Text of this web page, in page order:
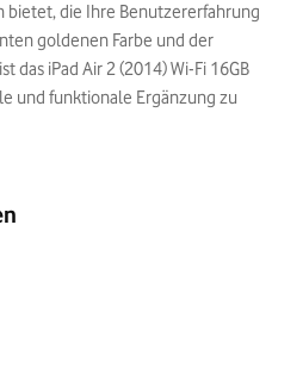
bietet, die Ihre Benutzererfahrung
goldenen Farbe und der
das iPad Air 2 (2014) Wi-Fi 16GB
und funktionale Ergänzung zu